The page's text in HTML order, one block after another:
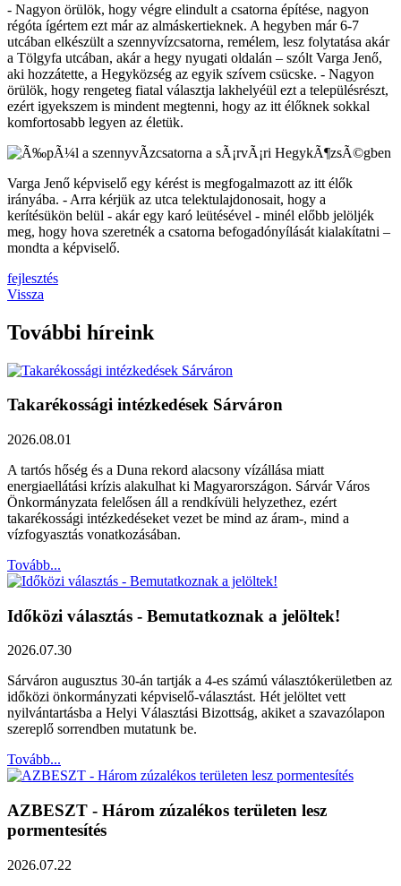
- Nagyon örülök, hogy végre elindult a csatorna építése, nagyon
régóta ígértem ezt már az almáskertieknek. A hegyben már 6-7
utcában elkészült a szennyvízcsatorna, remélem, lesz folytatása akár
a Tölgyfa utcában, akár a hegy nyugati oldalán – szólt Varga Jenő,
aki hozzátette, a Hegyközség az egyik szívem csücske. - Nagyon
örülök, hogy rengeteg fiatal választja lakhelyéül ezt a településrészt,
ezért igyekszem is mindent megtenni, hogy az itt élőknek sokkal
komfortosabb legyen az életük.
Varga Jenő képviselő egy kérést is megfogalmazott az itt élők
irányába. - Arra kérjük az utca telektulajdonosait, hogy a
kerítésükön belül - akár egy karó leütésével - minél előbb jelöljék
meg, hogy hova szeretnék a csatorna befogadónyílását kialakítatni –
mondta a képviselő.
fejlesztés
Vissza
További híreink
Takarékossági intézkedések Sárváron
2026.08.01
A tartós hőség és a Duna rekord alacsony vízállása miatt
energiaellátási krízis alakulhat ki Magyarországon. Sárvár Város
Önkormányzata felelősen áll a rendkívüli helyzethez, ezért
takarékossági intézkedéseket vezet be mind az áram-, mind a
vízfogyasztás vonatkozásában.
Tovább...
Időközi választás - Bemutatkoznak a jelöltek!
2026.07.30
Sárváron augusztus 30-án tartják a 4-es számú választókerületben az
időközi önkormányzati képviselő-választást. Hét jelöltet vett
nyilvántartásba a Helyi Választási Bizottság, akiket a szavazólapon
szereplő sorrendben mutatunk be.
Tovább...
AZBESZT - Három zúzalékos területen lesz
pormentesítés
2026.07.22